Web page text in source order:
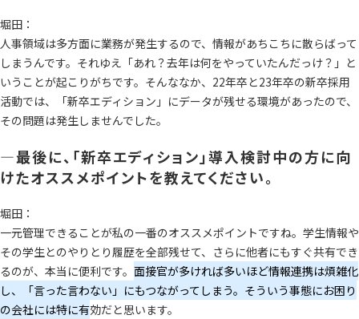
堀田：
人事領域は多方面に業務が発生するので、情報があちこちに散らばって
しまうんです。それゆえ「あれ？去年は何をやっていたんだっけ？」と
いうことが起こりがちです。そんななか、22年卒と23年卒の新卒採用
活動では、「新卒エディション」にデータが残せる環境があったので、
その問題は発生しませんでした。
―最後に、「新卒エディション」導入検討中の方に向
けたオススメポイントを教えてください。
堀田：
一元管理できることが私の一番のオススメポイントですね。学生情報や
その学生とのやりとり履歴を全部残せて、さらに他者にもすぐ共有でき
るのが、本当に便利です。 面接官が多ければ多いほど情報連携は煩雑化
し、「言った言わない」にもつながってしまう。そういう事態にお困り
の会社には特に有効だと思います。